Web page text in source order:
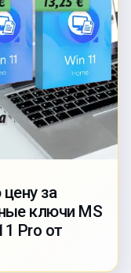
за
ключи MS
Pro от